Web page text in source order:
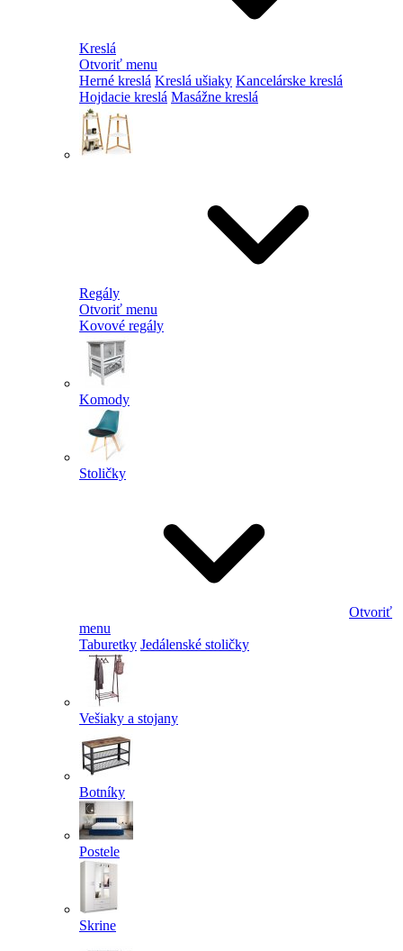
Kreslá
Otvoriť menu
Herné kreslá Kreslá ušiaky Kancelárske kreslá
Hojdacie kreslá Masážne kreslá
Regály
Otvoriť menu
Kovové regály
Komody
Stoličky
Otvoriť
menu
Taburetky Jedálenské stoličky
Vešiaky a stojany
Botníky
Postele
Skrine